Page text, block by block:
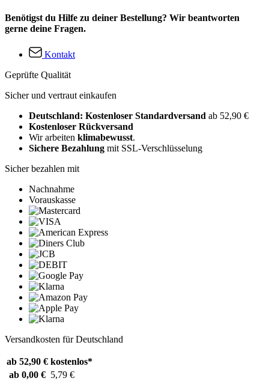
Benötigst du Hilfe zu deiner Bestellung? Wir beantworten
gerne deine Fragen.
Kontakt
Geprüfte Qualität
Sicher und vertraut einkaufen
Deutschland: Kostenloser Standardversand ab 52,90 €
Kostenloser Rückversand
Wir arbeiten klimabewusst.
Sichere Bezahlung mit SSL-Verschlüsselung
Sicher bezahlen mit
Nachnahme
Vorauskasse
Versandkosten für Deutschland
ab 52,90 € kostenlos*
ab 0,00 € 5,79 €